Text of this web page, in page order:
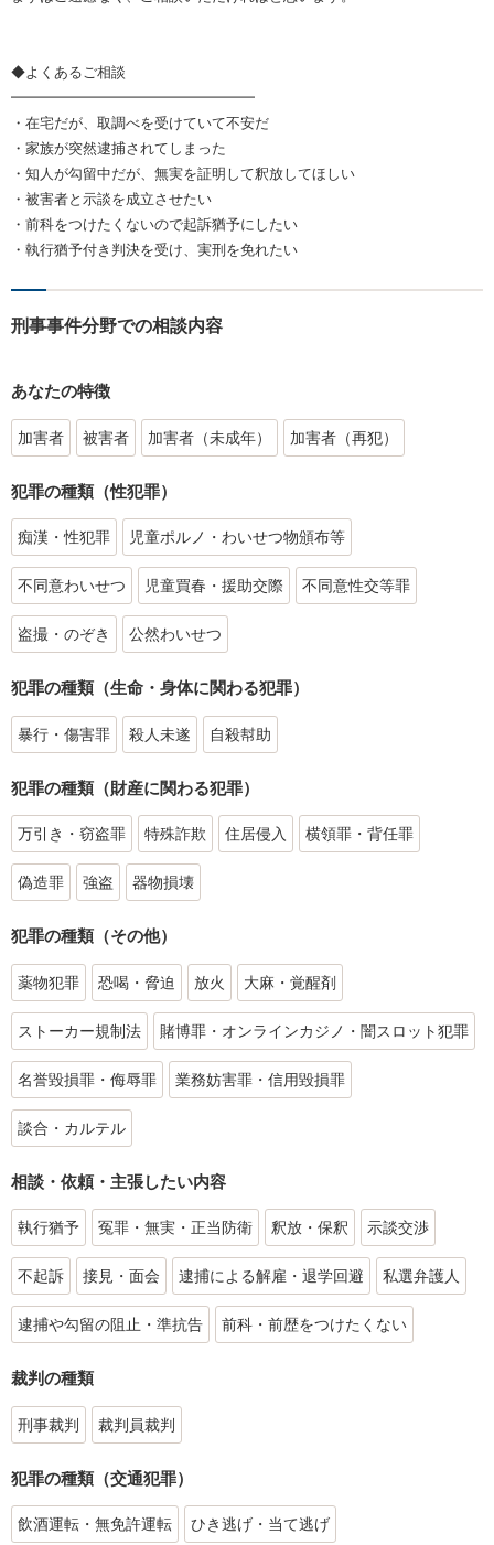
◆よくあるご相談
━━━━━━━━━━━━━━━━━
・在宅だが、取調べを受けていて不安だ
・家族が突然逮捕されてしまった
・知人が勾留中だが、無実を証明して釈放してほしい
・被害者と示談を成立させたい
・前科をつけたくないので起訴猶予にしたい
・執行猶予付き判決を受け、実刑を免れたい
刑事事件分野での相談内容
あなたの特徴
加害者 被害者 加害者（未成年） 加害者（再犯）
犯罪の種類（性犯罪）
痴漢・性犯罪 児童ポルノ・わいせつ物頒布等
不同意わいせつ 児童買春・援助交際 不同意性交等罪
盗撮・のぞき 公然わいせつ
犯罪の種類（生命・身体に関わる犯罪）
暴行・傷害罪 殺人未遂 自殺幇助
犯罪の種類（財産に関わる犯罪）
万引き・窃盗罪 特殊詐欺 住居侵入 横領罪・背任罪
偽造罪 強盗 器物損壊
犯罪の種類（その他）
薬物犯罪 恐喝・脅迫 放火 大麻・覚醒剤
ストーカー規制法 賭博罪・オンラインカジノ・闇スロット犯罪
名誉毀損罪・侮辱罪 業務妨害罪・信用毀損罪
談合・カルテル
相談・依頼・主張したい内容
執行猶予 冤罪・無実・正当防衛 釈放・保釈 示談交渉
不起訴 接見・面会 逮捕による解雇・退学回避 私選弁護人
逮捕や勾留の阻止・準抗告 前科・前歴をつけたくない
裁判の種類
刑事裁判 裁判員裁判
犯罪の種類（交通犯罪）
飲酒運転・無免許運転 ひき逃げ・当て逃げ